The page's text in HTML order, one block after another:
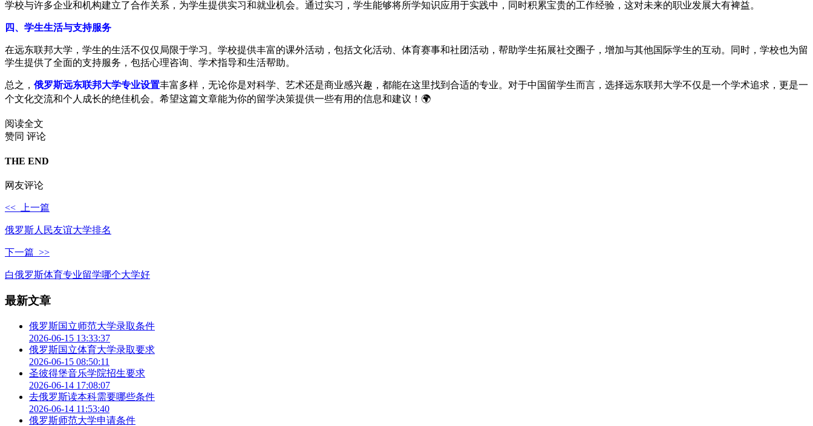
学校与许多企业和机构建立了合作关系，为学生提供实习和就业机会。通过实习，学生能够将所学知识应用于实践中，同时积累宝贵的工作经验，这对未来的职业发展大有裨益。
四、学生生活与支持服务
在远东联邦大学，学生的生活不仅仅局限于学习。学校提供丰富的课外活动，包括文化活动、体育赛事和社团活动，帮助学生拓展社交圈子，增加与其他国际学生的互动。同时，学校也为留
学生提供了全面的支持服务，包括心理咨询、学术指导和生活帮助。
总之， 俄罗斯远东联邦大学专业设置丰富多样，无论你是对科学、艺术还是商业感兴趣，都能在这里找到合适的专业。对于中国留学生而言，选择远东联邦大学不仅是一个学术追求，更是一
个文化交流和个人成长的绝佳机会。希望这篇文章能为你的留学决策提供一些有用的信息和建议！🌍
阅读全文
赞同 评论
THE END
网友评论
<< 上一篇
俄罗斯人民友谊大学排名
下一篇 >>
白俄罗斯体育专业留学哪个大学好
最新文章
俄罗斯国立师范大学录取条件
2026-06-15 13:33:37
俄罗斯国立体育大学录取要求
2026-06-15 08:50:11
圣彼得堡音乐学院招生要求
2026-06-14 17:08:07
去俄罗斯读本科需要哪些条件
2026-06-14 11:53:40
俄罗斯师范大学申请条件